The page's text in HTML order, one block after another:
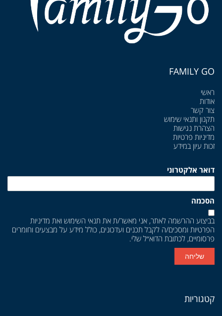
FAMILY GO
ראשי
אודות
צור קשר
תקנון ותנאי שימוש
הצהרת נגישות
מדיניות פרטיות
זכות עיון במידע
דואר אלקטרוני
הסכמה
בביצוע ההרשמה לאתר, אני מאשר/ת את תנאי השימוש ואת מדיניות
הפרטיות ומסכים/ה לקבל תכנים ועדכונים, כולל מידע על מבצעים וחומרים
פרסומיים, לכתובת הדוא״ל שלי.
שליחה
קטגוריות